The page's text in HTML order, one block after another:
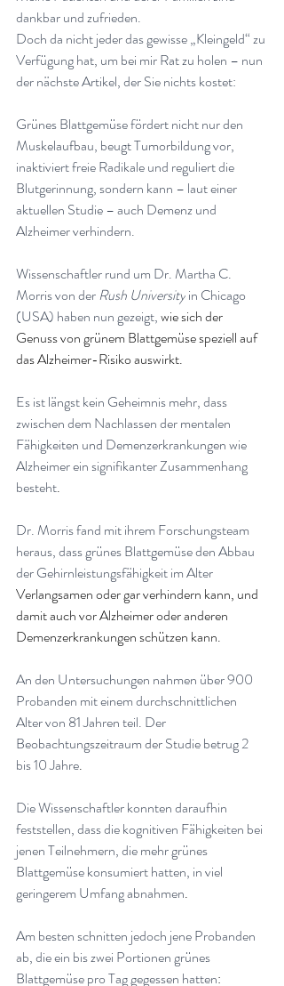
dankbar und zufrieden.
Doch da nicht jeder das gewisse „Kleingeld“ zu
Verfügung hat, um bei mir Rat zu holen – nun
der nächste Artikel, der Sie nichts kostet:
Grünes Blattgemüse fördert nicht nur den
Muskelaufbau, beugt Tumorbildung vor,
inaktiviert freie Radikale und reguliert die
Blutgerinnung, sondern kann – laut einer
aktuellen Studie – auch Demenz und
Alzheimer verhindern.
Wissenschaftler rund um Dr. Martha C.
Morris von der Rush University in Chicago
(USA) haben nun gezeigt, wie sich der
Genuss von grünem Blattgemüse speziell auf
das Alzheimer-Risiko auswirkt.
Es ist längst kein Geheimnis mehr, dass
zwischen dem Nachlassen der mentalen
Fähigkeiten und Demenzerkrankungen wie
Alzheimer ein signifikanter Zusammenhang
besteht.
Dr. Morris fand mit ihrem Forschungsteam
heraus, dass grünes Blattgemüse den Abbau
der Gehirnleistungsfähigkeit im Alter
Verlangsamen oder gar verhindern kann, und
damit auch vor Alzheimer oder anderen
Demenzerkrankungen schützen kann.
An den Untersuchungen nahmen über 900
Probanden mit einem durchschnittlichen
Alter von 81 Jahren teil. Der
Beobachtungszeitraum der Studie betrug 2
bis 10 Jahre.
Die Wissenschaftler konnten daraufhin
feststellen, dass die kognitiven Fähigkeiten bei
jenen Teilnehmern, die mehr grünes
Blattgemüse konsumiert hatten, in viel
geringerem Umfang abnahmen.
Am besten schnitten jedoch jene Probanden
ab, die ein bis zwei Portionen grünes
Blattgemüse pro Tag gegessen hatten: